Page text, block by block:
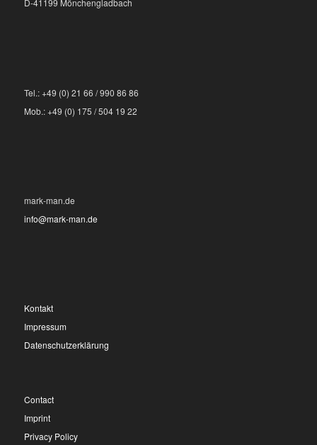
D-41199 Mönchengladbach
Tel.: +49 (0) 21 66 / 990 86 86
Mob.: +49 (0) 175 / 504 19 22
mark-man.de
info@mark-man.de
Kontakt
Impressum
Datenschutzerklärung
Contact
Imprint
Privacy Policy